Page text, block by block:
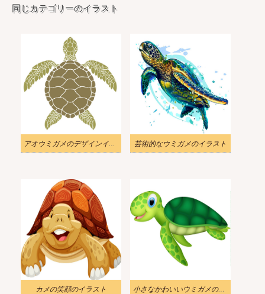
同じカテゴリーのイラスト
アオウミガメのデザインイラスト 芸術的なウミガメのイラスト
カメの笑顔のイラスト 小さなかわいいウミガメのイラスト